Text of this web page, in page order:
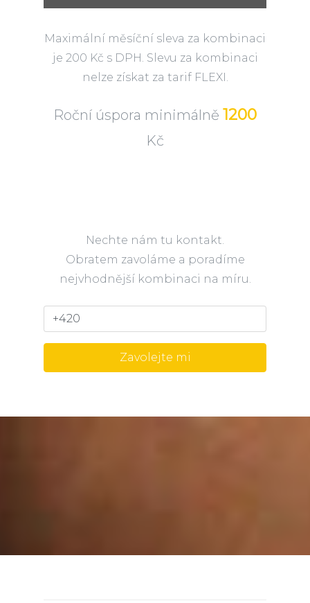
Maximální měsíční sleva za kombinaci
je 200 Kč s DPH. Slevu za kombinaci
nelze získat za tarif FLEXI.
Roční úspora minimálně 1200
Kč
Nechte nám tu kontakt.
Obratem zavoláme a poradíme
nejvhodnější kombinaci na míru.